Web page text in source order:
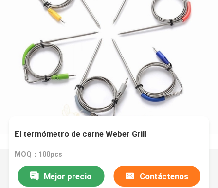
El termómetro de carne Weber Grill
MOQ：100pcs
Mejor precio Contáctenos